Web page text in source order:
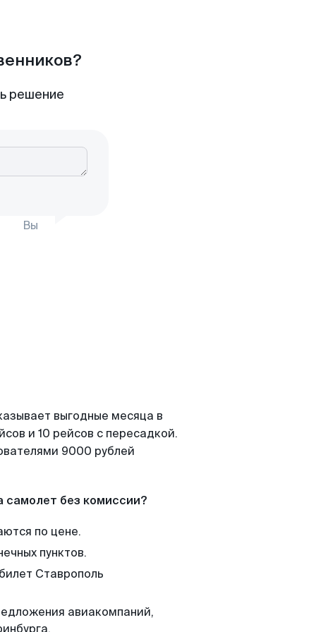
решение
Вы
выгодные месяца в
и 10 рейсов с пересадкой.
9000 рублей
самолет без комиссии?
по цене.
пунктов.
Ставрополь
авиакомпаний,